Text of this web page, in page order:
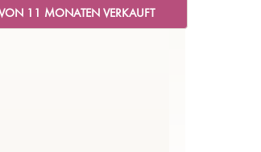
11 MONATEN VERKAUFT